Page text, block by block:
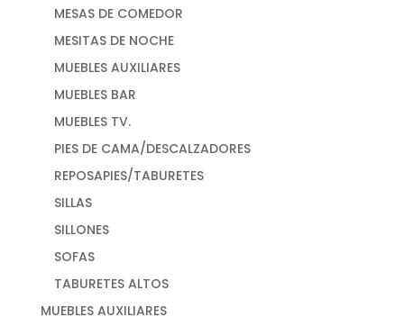
MESAS DE COMEDOR
MESITAS DE NOCHE
MUEBLES AUXILIARES
MUEBLES BAR
MUEBLES TV.
PIES DE CAMA/DESCALZADORES
REPOSAPIES/TABURETES
SILLAS
SILLONES
SOFAS
TABURETES ALTOS
MUEBLES AUXILIARES